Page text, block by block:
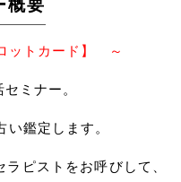
概要
ットカード】 ～
ミナー。
鑑定します。
ピストをお呼びして、